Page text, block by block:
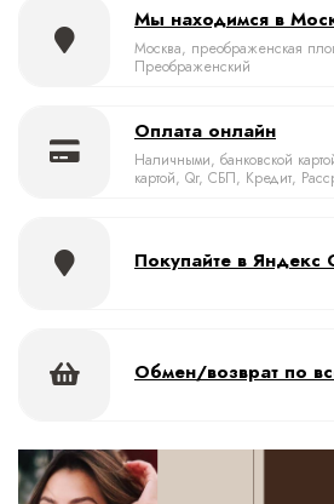
Мы находимся в
Москва, преображенская
Преображенский
Оплата онлайн
Наличными, банковской
картой, Qr, СБП, Кредит,
Покупайте в
Обмен/возврат по